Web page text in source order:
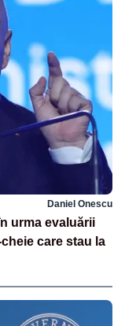
Daniel Onescu
urma evaluării
care stau la